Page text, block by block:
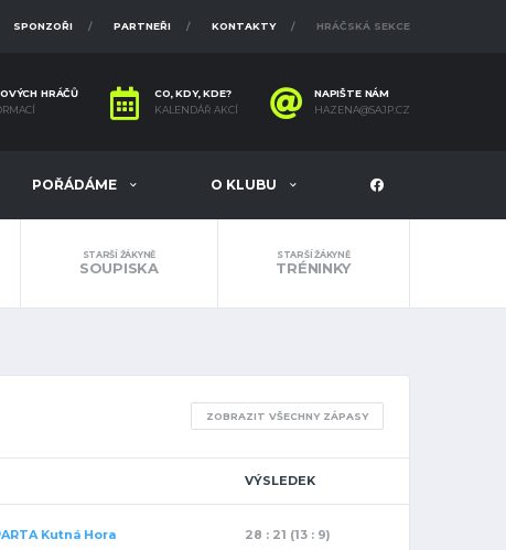
SPONZOŘI PARTNEŘI KONTAKTY HRÁČSKÁ SEKCE
HRÁČŮ
CO, KDY, KDE?
KALENDÁŘ AKCÍ
NAPIŠTE NÁM
HAZENA@SAJP.CZ
POŘÁDÁME O KLUBU
STARŠÍ ŽÁKYNĚ
SOUPISKA
STARŠÍ ŽÁKYNĚ
TRÉNINKY
ZOBRAZIT VŠECHNY ZÁPASY
VÝSLEDEK
Kutná Hora 28 : 21 (13 : 9)